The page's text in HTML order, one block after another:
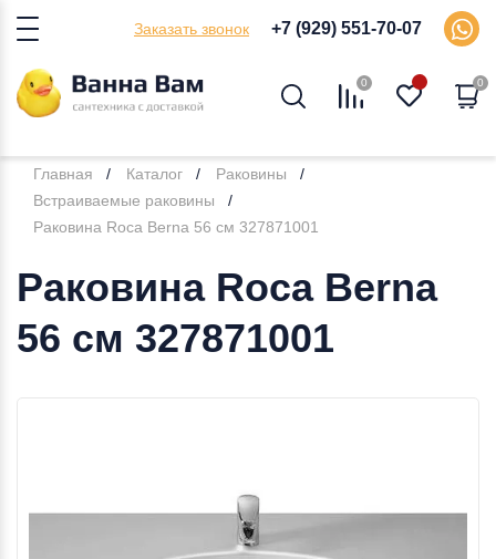
Заказать звонок +7 (929) 551-70-07
0 0
Главная Каталог
Раковины
Встраиваемые раковины
Раковина Roca Berna 56 см 327871001
Раковина Roca Berna
56 см 327871001